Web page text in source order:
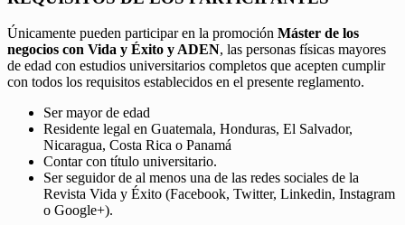
Únicamente pueden participar en la promoción Máster de los
negocios con Vida y Éxito y ADEN, las personas físicas mayores
de edad con estudios universitarios completos que acepten cumplir
con todos los requisitos establecidos en el presente reglamento.
Ser mayor de edad
Residente legal en Guatemala, Honduras, El Salvador,
Nicaragua, Costa Rica o Panamá
Contar con título universitario.
Ser seguidor de al menos una de las redes sociales de la
Revista Vida y Éxito (Facebook, Twitter, Linkedin, Instagram
o Google+).